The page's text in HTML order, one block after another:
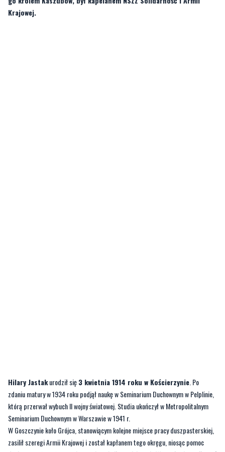
Seminarium Duchownym w Warszawie w 1941 r.
W Goszczynie koło Grójca, stanowiącym kolejne miejsce pracy duszpasterskiej,
zasilił szeregi Armii Krajowej i został kapłanem tego okręgu, niosąc pomoc
duchową partyzantom, walczących w okolicznych lasach. W czasie okupacji uczył
religii, łaciny i języka niemieckiego w tajnej szkole średniej. Szczęśliwie przeżył
wojnę i powrócił w rodzinne strony.